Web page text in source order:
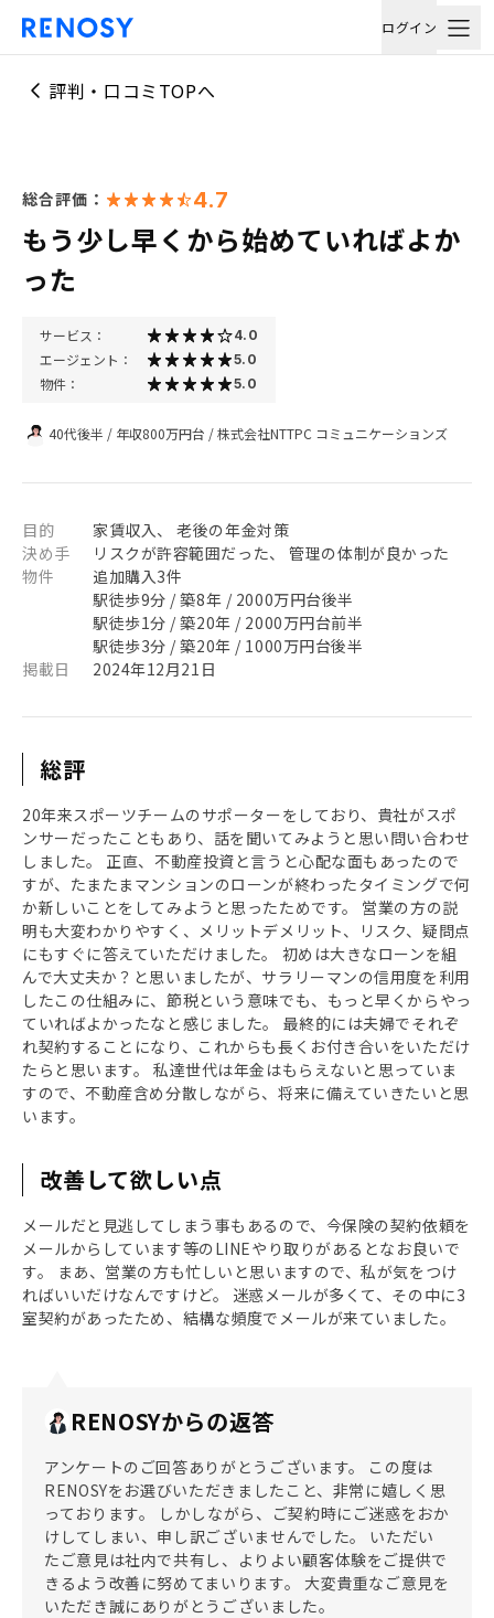
ログイン
評判・口コミTOPへ
総合評価： 4.7
もう少し早くから始めていればよか
った
サービス： 4.0
エージェント： 5.0
物件： 5.0
40代後半 / 年収800万円台 /株式会社NTTPC コミュニケーションズ
目的
家賃収入、 老後の年金対策
決め手
リスクが許容範囲だった、 管理の体制が良かった
物件
追加購入3件
駅徒歩9分 / 築8年 / 2000万円台後半
駅徒歩1分 / 築20年 / 2000万円台前半
駅徒歩3分 / 築20年 / 1000万円台後半
掲載日
2024年12月21日
総評
20年来スポーツチームのサポーターをしており、貴社がスポ
ンサーだったこともあり、話を聞いてみようと思い問い合わせ
しました。 正直、不動産投資と言うと心配な面もあったので
すが、たまたまマンションのローンが終わったタイミングで何
か新しいことをしてみようと思ったためです。 営業の方の説
明も大変わかりやすく、メリットデメリット、リスク、疑問点
にもすぐに答えていただけました。 初めは大きなローンを組
んで大丈夫か？と思いましたが、サラリーマンの信用度を利用
したこの仕組みに、節税という意味でも、もっと早くからやっ
ていればよかったなと感じました。 最終的には夫婦でそれぞ
れ契約することになり、これからも長くお付き合いをいただけ
たらと思います。 私達世代は年金はもらえないと思っていま
すので、不動産含め分散しながら、将来に備えていきたいと思
います。
改善して欲しい点
メールだと見逃してしまう事もあるので、今保険の契約依頼を
メールからしています等のLINEやり取りがあるとなお良いで
す。 まあ、営業の方も忙しいと思いますので、私が気をつけ
ればいいだけなんですけど。 迷惑メールが多くて、その中に3
室契約があったため、結構な頻度でメールが来ていました。
RENOSYからの返答
アンケートのご回答ありがとうございます。 この度は
RENOSYをお選びいただきましたこと、非常に嬉しく思
っております。 しかしながら、ご契約時にご迷惑をおか
けしてしまい、申し訳ございませんでした。 いただい
たご意見は社内で共有し、よりよい顧客体験をご提供で
きるよう改善に努めてまいります。 大変貴重なご意見を
いただき誠にありがとうございました。